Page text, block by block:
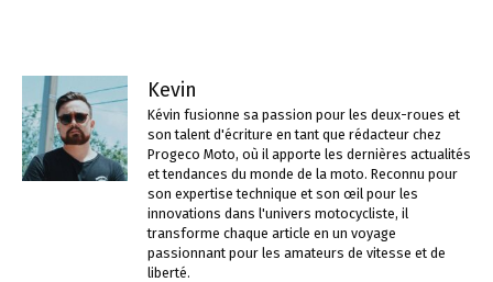
Kevin
Kévin fusionne sa passion pour les deux-roues et
son talent d'écriture en tant que rédacteur chez
Progeco Moto, où il apporte les dernières actualités
et tendances du monde de la moto. Reconnu pour
son expertise technique et son œil pour les
innovations dans l'univers motocycliste, il
transforme chaque article en un voyage
passionnant pour les amateurs de vitesse et de
liberté.